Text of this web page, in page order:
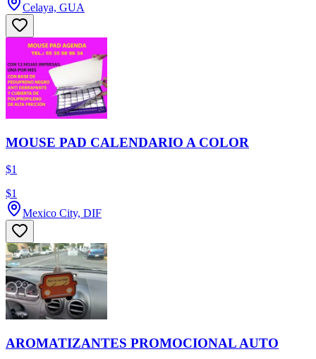
Celaya, GUA
MOUSE PAD CALENDARIO A COLOR
$1
$1
Mexico City, DIF
AROMATIZANTES PROMOCIONAL AUTO